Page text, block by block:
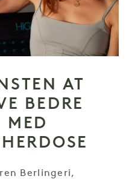
AT
BEDRE
MED
Berlingeri,